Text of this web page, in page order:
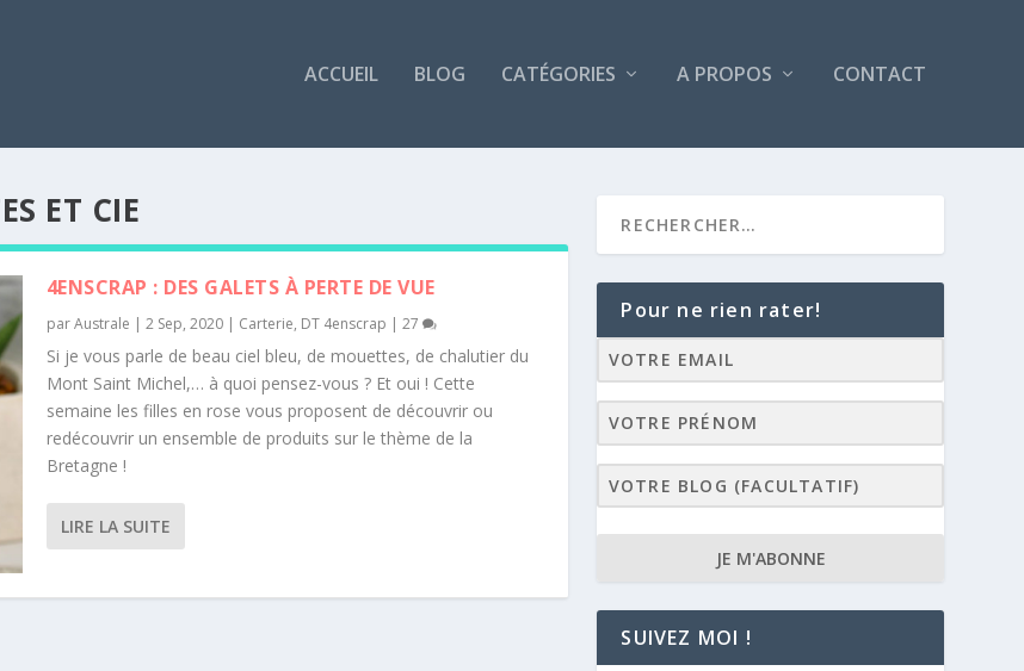
ACCUEIL BLOG CATÉGORIES A PROPOS CONTACT
ET CIE
4ENSCRAP : DES GALETS À PERTE DE VUE
parAustrale | 2 Sep, 2020| Carterie, DT 4enscrap | 27
Si je vous parle de beau ciel bleu, de mouettes, de chalutier du
Mont Saint Michel,… à quoi pensez-vous ? Et oui ! Cette
semaine les filles en rose vous proposent de découvrir ou
redécouvrir un ensemble de produits sur le thème de la
Bretagne !
LIRE LA SUITE
Pour ne rien rater!
JE M'ABONNE
SUIVEZ MOI !